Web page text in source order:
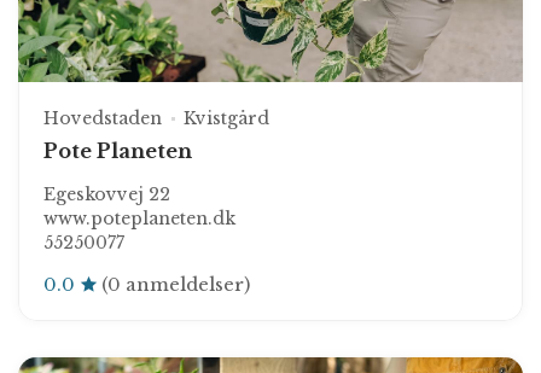
Hovedstaden Kvistgård
Pote Planeten
Egeskovvej 22
www.poteplaneten.dk
55250077
0.0 (0 anmeldelser)